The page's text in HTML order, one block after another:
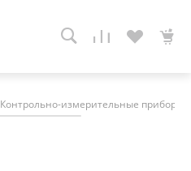
Контрольно-измерительные приборы